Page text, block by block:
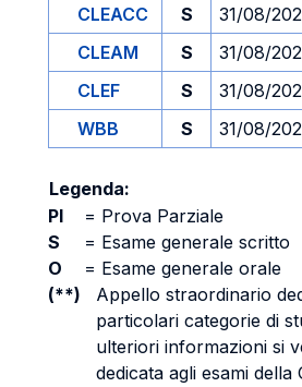
CLEACC S 31/08/
CLEAM
S 31/08/
CLEF
S 31/08/
WBB
S 31/08/
Legenda:
PI
= Prova Parziale
S
= Esame generale scritto
O
= Esame generale orale
(**)
Appello straordinario
particolari categorie di
ulteriori informazioni si
dedicata agli esami della